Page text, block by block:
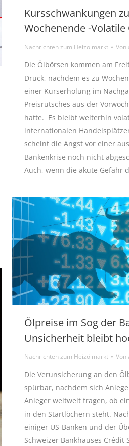
Kursschwankungen
Wochenende -
Nachrichten zum Heizölmarkt Von
Die Ölbörsen kommen am
Druck, nachdem es zu
einer Kurserholung im
Preisrutsches aus der
hatte. Es bleibt weiterhin
internationalen
scheint die Angst vor einer
Bankenkrise noch nicht
Auch, wenn die akute Gefahr
Ölpreise im Sog der
Unsicherheit bleibt
Nachrichten zum Heizölmarkt Von
Die Verunsicherung an den
spürbar, nachdem sich
Anleger weltweit fragen, ob
in den Startlöchern steht.
einiger US-Banken und der
Schweizer Bankhauses Crédit